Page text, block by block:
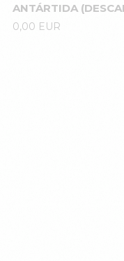
ANTÁRTIDA
0,00 EUR